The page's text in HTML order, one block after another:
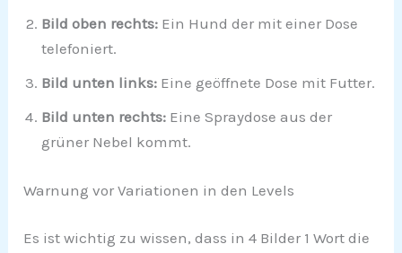
Bild oben rechts: Ein Hund der mit einer Dose
telefoniert.
Bild unten links: Eine geöffnete Dose mit Futter.
Bild unten rechts: Eine Spraydose aus der
grüner Nebel kommt.
Warnung vor Variationen in den Levels
Es ist wichtig zu wissen, dass in 4 Bilder 1 Wort die